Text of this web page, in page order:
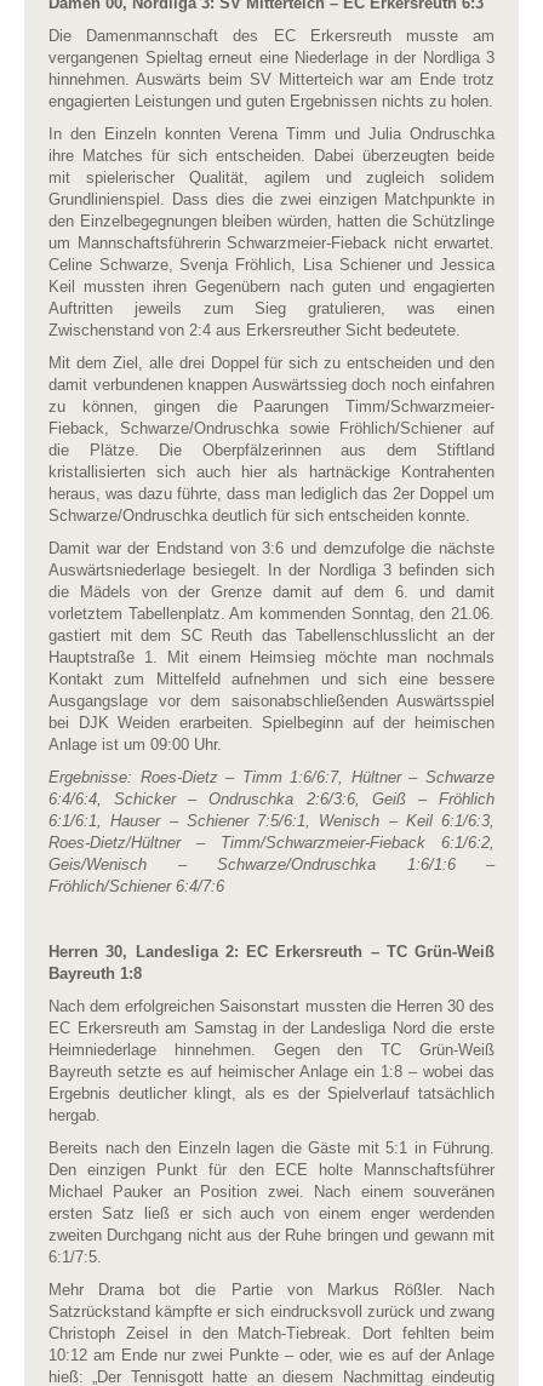
Die Damenmannschaft des EC Erkersreuth musste am
vergangenen Spieltag erneut eine Niederlage in der Nordliga 3
hinnehmen. Auswärts beim SV Mitterteich war am Ende trotz
engagierten Leistungen und guten Ergebnissen nichts zu holen.
In den Einzeln konnten Verena Timm und Julia Ondruschka
ihre Matches für sich entscheiden. Dabei überzeugten beide
mit spielerischer Qualität, agilem und zugleich solidem
Grundlinienspiel. Dass dies die zwei einzigen Matchpunkte in
den Einzelbegegnungen bleiben würden, hatten die Schützlinge
um Mannschaftsführerin Schwarzmeier-Fieback nicht erwartet.
Celine Schwarze, Svenja Fröhlich, Lisa Schiener und Jessica
Keil mussten ihren Gegenübern nach guten und engagierten
Auftritten jeweils zum Sieg gratulieren, was einen
Zwischenstand von 2:4 aus Erkersreuther Sicht bedeutete.
Mit dem Ziel, alle drei Doppel für sich zu entscheiden und den
damit verbundenen knappen Auswärtssieg doch noch einfahren
zu können, gingen die Paarungen Timm/Schwarzmeier-
Fieback, Schwarze/Ondruschka sowie Fröhlich/Schiener auf
die Plätze. Die Oberpfälzerinnen aus dem Stiftland
kristallisierten sich auch hier als hartnäckige Kontrahenten
heraus, was dazu führte, dass man lediglich das 2er Doppel um
Schwarze/Ondruschka deutlich für sich entscheiden konnte.
Damit war der Endstand von 3:6 und demzufolge die nächste
Auswärtsniederlage besiegelt. In der Nordliga 3 befinden sich
die Mädels von der Grenze damit auf dem 6. und damit
vorletztem Tabellenplatz. Am kommenden Sonntag, den 21.06.
gastiert mit dem SC Reuth das Tabellenschlusslicht an der
Hauptstraße 1. Mit einem Heimsieg möchte man nochmals
Kontakt zum Mittelfeld aufnehmen und sich eine bessere
Ausgangslage vor dem saisonabschließenden Auswärtsspiel
bei DJK Weiden erarbeiten. Spielbeginn auf der heimischen
Anlage ist um 09:00 Uhr.
Ergebnisse: Roes-Dietz – Timm 1:6/6:7, Hültner – Schwarze
6:4/6:4, Schicker – Ondruschka 2:6/3:6, Geiß – Fröhlich
6:1/6:1, Hauser – Schiener 7:5/6:1, Wenisch – Keil 6:1/6:3,
Roes-Dietz/Hültner – Timm/Schwarzmeier-Fieback 6:1/6:2,
Geis/Wenisch – Schwarze/Ondruschka 1:6/1:6 –
Fröhlich/Schiener 6:4/7:6
Herren 30, Landesliga 2: EC Erkersreuth – TC Grün-Weiß
Bayreuth 1:8
Nach dem erfolgreichen Saisonstart mussten die Herren 30 des
EC Erkersreuth am Samstag in der Landesliga Nord die erste
Heimniederlage hinnehmen. Gegen den TC Grün-Weiß
Bayreuth setzte es auf heimischer Anlage ein 1:8 – wobei das
Ergebnis deutlicher klingt, als es der Spielverlauf tatsächlich
hergab.
Bereits nach den Einzeln lagen die Gäste mit 5:1 in Führung.
Den einzigen Punkt für den ECE holte Mannschaftsführer
Michael Pauker an Position zwei. Nach einem souveränen
ersten Satz ließ er sich auch von einem enger werdenden
zweiten Durchgang nicht aus der Ruhe bringen und gewann mit
6:1/7:5.
Mehr Drama bot die Partie von Markus Rößler. Nach
Satzrückstand kämpfte er sich eindrucksvoll zurück und zwang
Christoph Zeisel in den Match-Tiebreak. Dort fehlten beim
10:12 am Ende nur zwei Punkte – oder, wie es auf der Anlage
hieß: „Der Tennisgott hatte an diesem Nachmittag eindeutig